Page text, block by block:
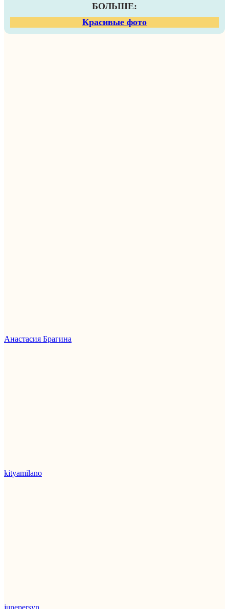
БОЛЬШЕ:
Красивые фото
Анастасия Брагина
kityamilano
junepersyn